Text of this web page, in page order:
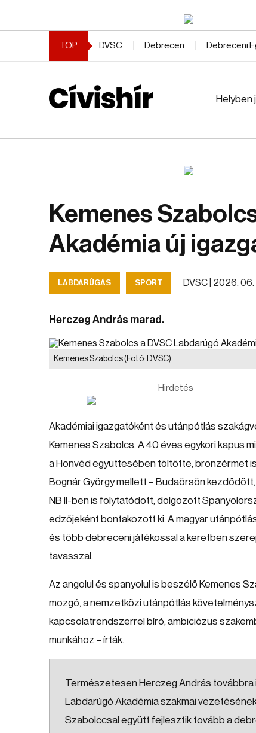
TOP DVSC Debrecen Debreceni
Helyben
Kemenes
Akadémia új
LABDARÚGÁS SPORT DVSC | 2026. 06.
Herczeg András marad.
Kemenes Szabolcs(Fotó: DVSC)
Hirdetés
Akadémiai igazgatóként és utánpótlás
Kemenes Szabolcs. A 40 éves egykori kapus
a Honvéd együttesében töltötte, bronzérmet
Bognár György mellett – Budaörsön
NB II-ben is folytatódott, dolgozott
edzőjeként bontakozott ki. A magyar
és több debreceni játékossal a keretben
tavasszal.
Az angolul és spanyolul is beszélő Kemenes
mozgó, a nemzetközi utánpótlás
kapcsolatrendszerrel bíró, ambiciózus
munkához – írták.
Természetesen Herczeg András
Labdarúgó Akadémia szakmai
Szabolccsal együtt fejlesztik tovább a